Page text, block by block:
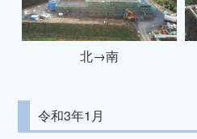
北→南
令和3年1月